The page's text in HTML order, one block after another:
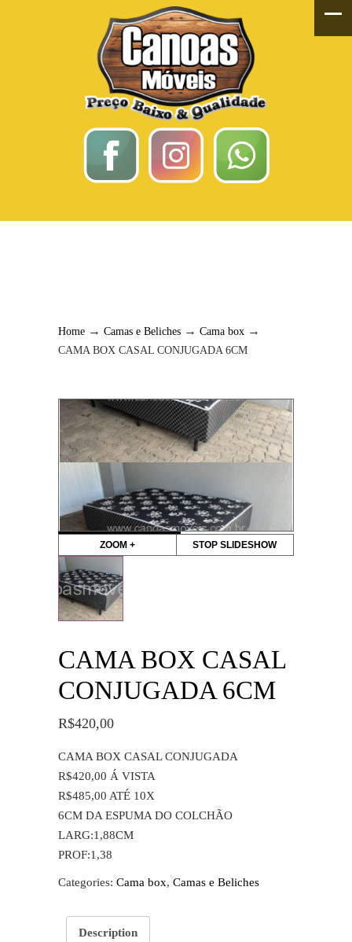
Home → Camas e Beliches → Cama box →
CAMA BOX CASAL CONJUGADA 6CM
ZOOM + STOP SLIDESHOW
CAMA BOX CASAL
CONJUGADA 6CM
R$420,00
CAMA BOX CASAL CONJUGADA
R$420,00 Á VISTA
R$485,00 ATÉ 10X
6CM DA ESPUMA DO COLCHÃO
LARG:1,88CM
PROF:1,38
Categories: Cama box, Camas e Beliches
Description